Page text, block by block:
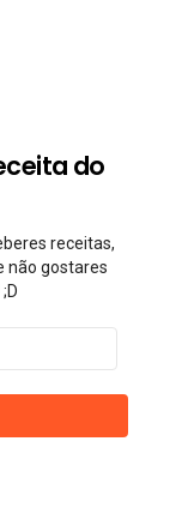
do
receitas,
não gostares